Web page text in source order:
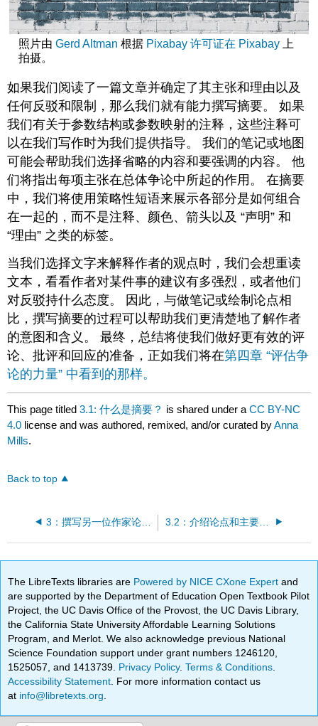
照片由 Gerd Altman 根据 Pixabay 许可证在 Pixabay上
拍摄。
如果我们阅读了一篇文章并确定了其主张和理由以及
任何反驳和限制，那么我们就有能力撰写摘要。 如果
我们有关于参数结构或参数映射的注释，这些注释可
以在我们写作时为我们提供指导。 我们的笔记或地图
可能会帮助我们选择省略的内容和要强调的内容。 他
们将指出每项主张在总体争论中所起的作用。 在摘要
中，我们将使用策略性短语来展示各部分是如何组合
在一起的，而不是注释、颜色、箭头以及 “声明” 和
“理由” 之类的标签。
当我们选择文字来解释作者的观点时，我们会想重读
文本，看看作者对某件事的建议有多强烈，或者他们
对反驳持什么态度。 因此，与做笔记或绘制论点相
比，撰写摘要的过程可以帮助我们更清楚地了解作者
的意图和含义。 最终，总结将使我们做好更有效的评
论、批评和回应的准备，正如我们将在第四章 “评估争
论的力量” 中看到的那样。
This page titled3.1: 什么是摘要？ is shared under aCC BY-NC
4.0 license and was authored, remixed, and/or curated byAnna
Mills.
Back to top
3：撰写另一位作家论点的摘要 3.2：介绍论点和主要主张
The LibreTexts libraries are Powered by NICE CXone Expertand
are supported by the Department of Education Open Textbook Pilot
Project, the UC Davis Office of the Provost, the UC Davis Library,
the California State University Affordable Learning Solutions
Program, and Merlot. We also acknowledge previous National
Science Foundation support under grant numbers 1246120,
1525057, and 1413739. Privacy Policy.Terms & Conditions
Accessibility Statement . For more information contact us
at info@libretexts.org